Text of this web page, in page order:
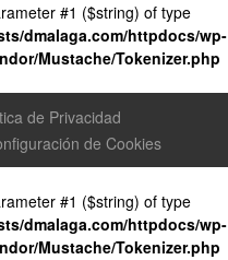
#1 ($string) of type
dmalaga.com/httpdocs/wp-
Mustache/Tokenizer.php
de Privacidad
de Cookies
#1 ($string) of type
dmalaga.com/httpdocs/wp-
Mustache/Tokenizer.php